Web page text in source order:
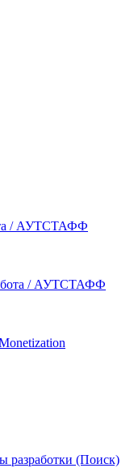
/ АУТСТАФФ
/ АУТСТАФФ
разработки (Поиск)